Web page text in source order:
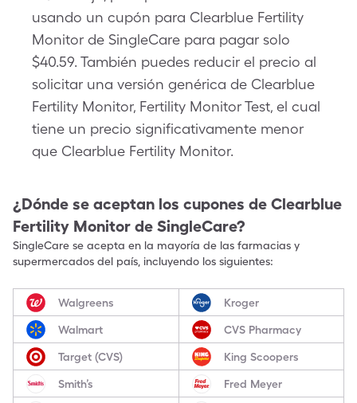
usando un cupón para Clearblue Fertility
Monitor de SingleCare para pagar solo
$40.59. También puedes reducir el precio al
solicitar una versión genérica de Clearblue
Fertility Monitor, Fertility Monitor Test, el cual
tiene un precio significativamente menor
que Clearblue Fertility Monitor.
¿Dónde se aceptan los cupones de Clearblue
Fertility Monitor de SingleCare?
SingleCare se acepta en la mayoría de las farmacias y
supermercados del país, incluyendo los siguientes:
Walgreens Kroger
Walmart CVS Pharmacy
Target (CVS) King Scoopers
Smith’s Fred Meyer